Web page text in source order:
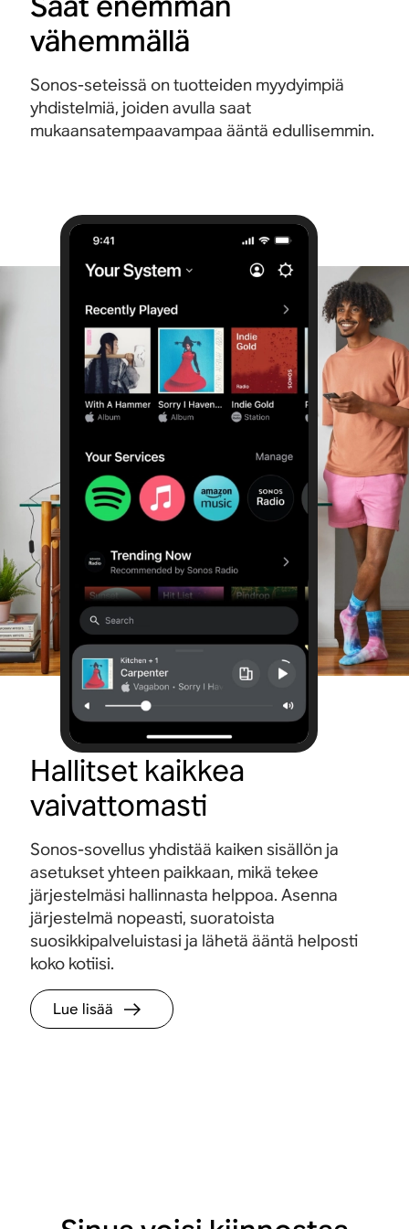
vähemmällä
Sonos-seteissä on tuotteiden myydyimpiä
yhdistelmiä, joiden avulla saat
mukaansatempaavampaa ääntä edullisemmin.
Hallitset kaikkea
vaivattomasti
Sonos-sovellus yhdistää kaiken sisällön ja
asetukset yhteen paikkaan, mikä tekee
järjestelmäsi hallinnasta helppoa. Asenna
järjestelmä nopeasti, suoratoista
suosikkipalveluistasi ja lähetä ääntä helposti
koko kotiisi.
Lue lisää